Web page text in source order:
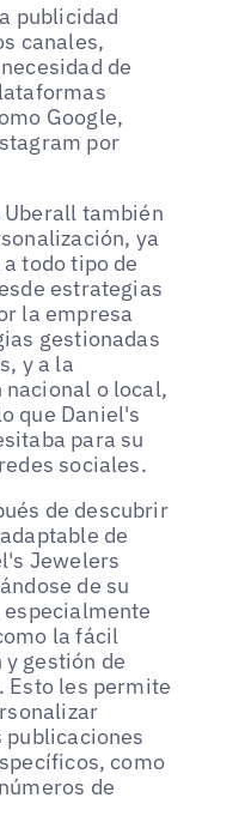
publicidad
canales,
de
Google,
por
también
ya
todo tipo de
estrategias
la empresa
gestionadas
y a la
o local,
que Daniel's
para su
sociales.
de descubrir
de
Jewelers
de su
la fácil
gestión de
Esto les permite
como
de